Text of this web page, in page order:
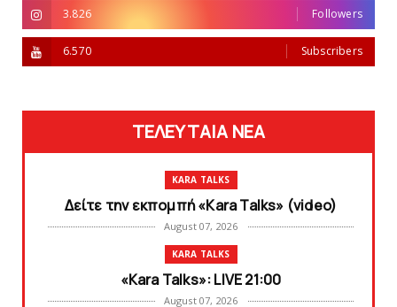
3.826 Followers
6.570 Subscribers
ΤΕΛΕΥΤΑΙΑ ΝΕΑ
KARA TALKS
Δείτε την εκπομπή «Kara Talks» (video)
August 07, 2026
KARA TALKS
«Kara Talks»: LIVE 21:00
August 07, 2026